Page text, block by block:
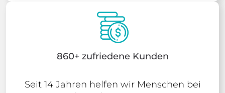
860+ zufriedene Kunden
Seit 14 Jahren helfen wir Menschen bei